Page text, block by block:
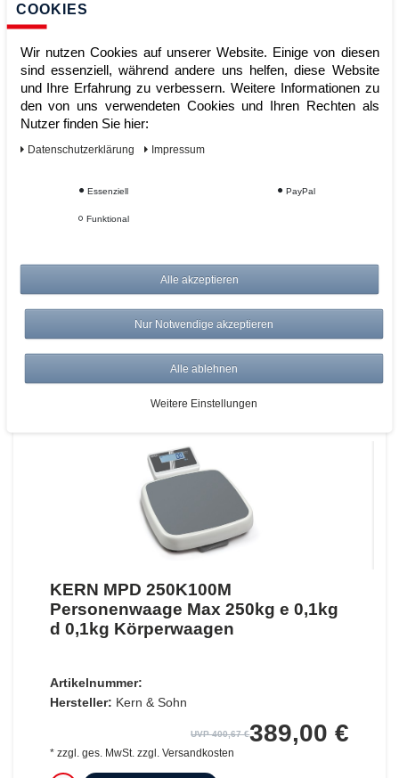
d 0,1kg Körperwaagen
Hersteller: Kern & Sohn
UVP 400,67 €389,00 €
KERN MPD 250K100M
Personenwaage Max 250kg e 0,1kg
d 0,1kg Körperwaagen
Artikelnummer:
Hersteller: Kern & Sohn
UVP 400,67 €389,00 €
* zzgl. ges. MwSt. zzgl. Versandkosten
COOKIES
Wir nutzen Cookies auf unserer Website. Einige von diesen
sind essenziell, während andere uns helfen, diese Website
und Ihre Erfahrung zu verbessern. Weitere Informationen zu
den von uns verwendeten Cookies und Ihren Rechten als
Nutzer finden Sie hier:
Daten­schutz­erklärung Impressum
Essenziell PayPal
Funktional
Alle akzeptieren
Nur Notwendige akzeptieren
Alle ablehnen
Weitere Einstellungen